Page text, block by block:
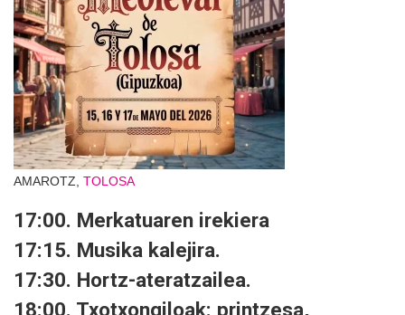
AMAROTZ, TOLOSA
17:00. Merkatuaren irekiera
17:15. Musika kalejira.
17:30. Hortz-ateratzailea.
18:00. Txotxongiloak: printzesa,